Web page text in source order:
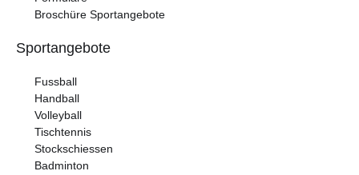
Broschüre Sportangebote
Sportangebote
Fussball
Handball
Volleyball
Tischtennis
Stockschiessen
Badminton